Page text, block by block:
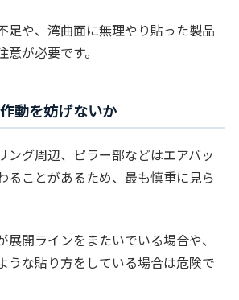
足や、湾曲面に無理やり貼った製品
が必要です。
動を妨げないか
ング周辺、ピラー部などはエアバッ
ることがあるため、最も慎重に見ら
展開ラインをまたいでいる場合や、
うな貼り方をしている場合は危険で